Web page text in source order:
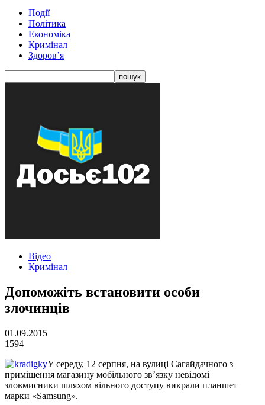
Події
Політика
Економіка
Кримінал
Здоров’я
Відео
Кримінал
Допоможіть встановити особи
злочинців
01.09.2015
1594
У середу, 12 серпня, на вулиці Сагайдачного з
приміщення магазину мобільного зв’язку невідомі
зловмисники шляхом вільного доступу викрали планшет
марки «Samsung».